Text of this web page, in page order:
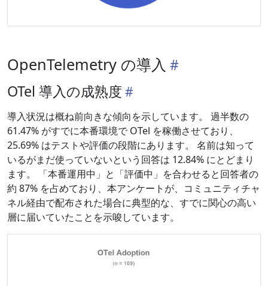
OpenTelemetry の導入
OTel 導入の成熟度
導入状況は概ね前向きな傾向を示しています。 過半数の
61.47% がすでに本番環境で OTel を稼働させており、
25.69% はテストや評価の段階にあります。 名前は知って
いるがまだ使っていないという回答は 12.84% にとどまり
ます。 「本番運用中」と「評価中」を合わせると回答者の
約 87% を占めており、本アンケートが、コミュニティチャ
ネル経由で配布された場合に典型的な、すでに関心の高い
層に届いていたことを示唆しています。